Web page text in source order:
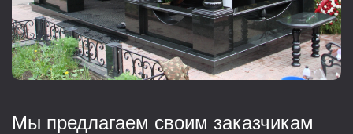
Мы предлагаем своим заказчикам